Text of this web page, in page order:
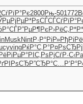
СѓРїР°Рє2800Рњ-501772
Р*РѕСЃСЃ
Р”РµР¶Рє Р›РёС‚Р*
MuskNintР·Р°РіР»
vingРќР°С‚Р°Р¤РѕСЂРј
Р°РІС‚Рѕ РјСѓР·С‹
Р”СЂР°С…